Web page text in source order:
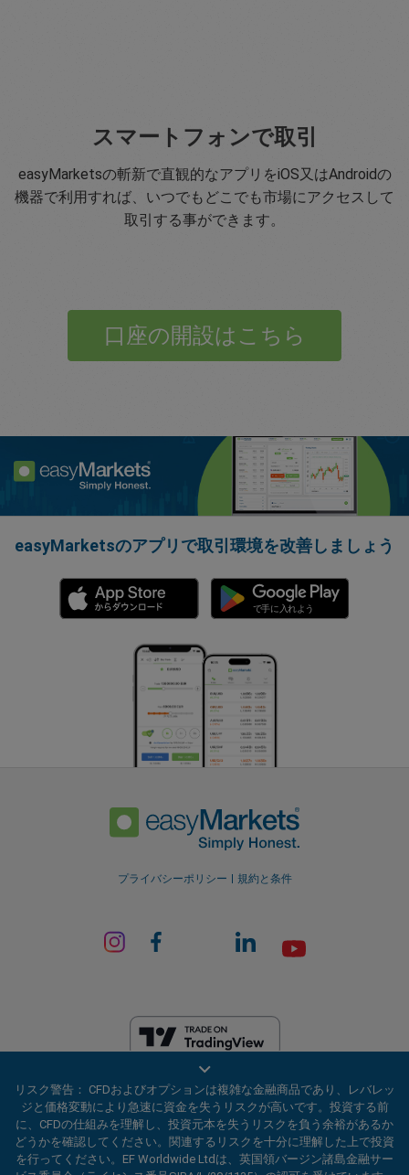
スマートフォンで取引
easyMarketsの斬新で直観的なアプリをiOS又はAndroidの
機器で利用すれば、いつでもどこでも市場にアクセスして
取引する事ができます。
口座の開設はこちら
easyMarketsのアプリで取引環境を改善しましょう
プライバシーポリシー 規約と条件
EF Worldwide Ltdは、英領バージン諸島の金融サービス委員会（ライセ
ンス番号SIBA/L/20/1135）から認可を受けています。 easyMarketsは、
EF Worldwide Ltd（登録番号：2031075）の商号です。このウェブサイ
トは、EF Worldwide Limited（Blue Capital Markets Group傘下）によっ
て運営されています。このウェブサイトは、日本およびインドの居住者
を対象としていません。
リスク警告： CFDおよびオプションは複雑な金融商品であり、レバレッ
ジと価格変動により急速に資金を失うリスクが高いです。投資する前
に、CFDの仕組みを理解し、投資元本を失うリスクを負う余裕があるか
どうかを確認してください。関連するリスクを十分に理解した上で投資
を行ってください。EF Worldwide Ltdは、英国領バージン諸島金融サー